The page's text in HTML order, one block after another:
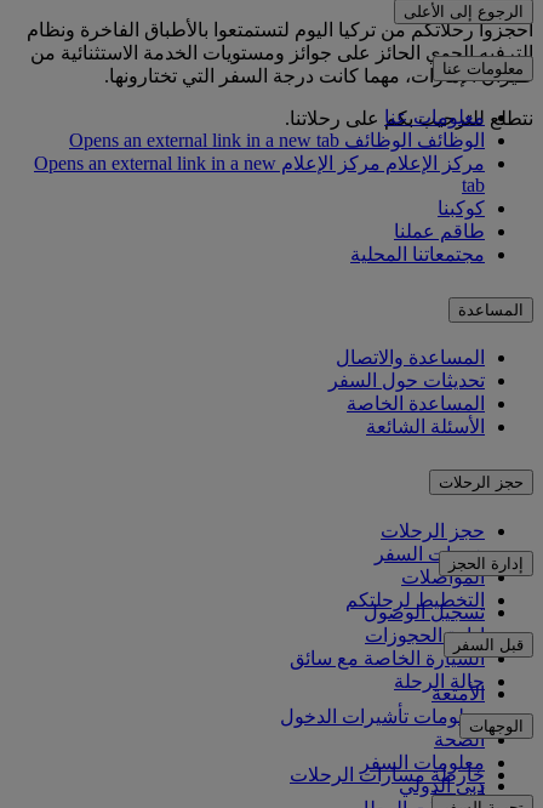
احجزوا رحلاتكم من تركيا اليوم لتستمتعوا بالأطباق الفاخرة ونظام
الترفيه الجوي الحائز على جوائز ومستويات الخدمة الاستثنائية من
طيران الإمارات، مهما كانت درجة السفر التي تختارونها.
نتطلع للترحيب بكم على رحلاتنا.
الرجوع إلى الأعلى
معلومات عنا
معلومات عنا
الوظائف الوظائف Opens an external link in a new tab
مركز الإعلام
مركز الإعلام Opens an external link in a new
tab
كوكبنا
طاقم عملنا
مجتمعاتنا المحلية
المساعدة
المساعدة والاتصال
تحديثات حول السفر
المساعدة الخاصة
الأسئلة الشائعة
حجز الرحلات
حجز الرحلات
خدمات السفر
المواصلات
التخطيط لرحلتكم
إدارة الحجز
تسجيل الوصول
إدارة الحجوزات
السيارة الخاصة مع سائق
حالة الرحلة
قبل السفر
الأمتعة
معلومات تأشيرات الدخول
الصحة
معلومات السفر
دبي الدولي
الوجهات
خارطة مسارات الرحلات
أفريقيا